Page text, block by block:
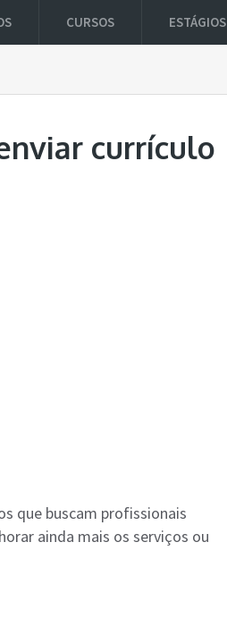
CURSOS ESTÁGIOS
currículo
que buscam profissionais
ainda mais os serviços ou